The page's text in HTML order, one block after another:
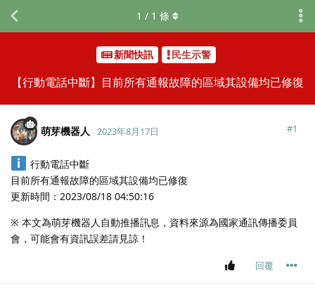
新聞快訊 民生示警
【行動電話中斷】目前所有通報故障的區域其設備均已修復
1 / 1 條
萌芽機器人 2023年8月17日 #1
行動電話中斷
目前所有通報故障的區域其設備均已修復
更新時間：2023/08/18 04:50:16
※ 本文為萌芽機器人自動推播訊息，資料來源為國家通訊傳播委員
會，可能會有資訊誤差請見諒！
回覆